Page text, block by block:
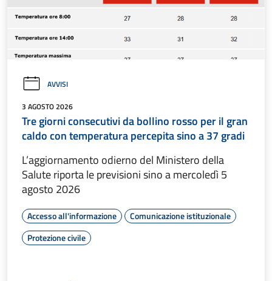
AVVISI
3 AGOSTO 2026
Tre giorni consecutivi da bollino rosso per il gran
caldo con temperatura percepita sino a 37 gradi
L’aggiornamento odierno del Ministero della
Salute riporta le previsioni sino a mercoledì 5
agosto 2026
Accesso all'informazione
Comunicazione istituzionale
Protezione civile